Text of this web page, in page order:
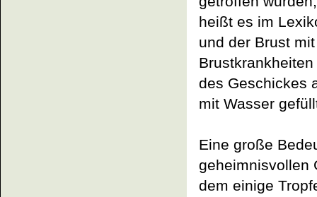
heißt es im
und der Brust
des Geschickes
mit Wasser
Eine große
geheimnisvollen
dem einige